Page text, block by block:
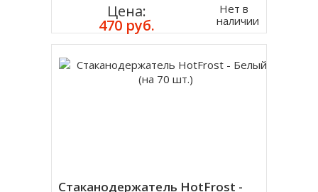
Цена:
470 руб.
Нет в
наличии
Стаканодержатель HotFrost -